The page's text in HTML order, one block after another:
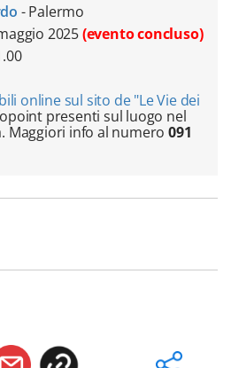
- Palermo
2025(evento concluso)
online sul sito de "Le Vie dei
presenti sul luogo nel
Maggiori info al numero 091